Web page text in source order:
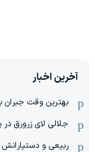
آخرین اخبار
بهترین وقت جبران
جلالی لای زرورق
ربیعی و دستیارانش